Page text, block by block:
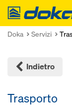
Doka
Doka Servizi
Indietro
Trasporto